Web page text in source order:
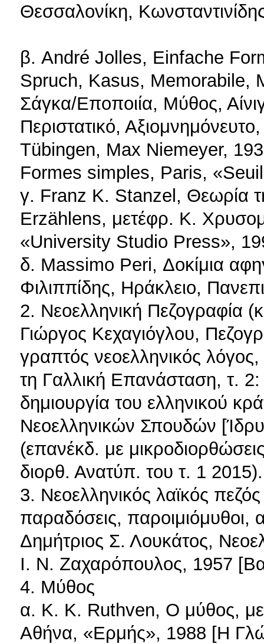
Θεσσαλονίκη,
β. André Jolles, Einfache
Spruch, Kasus, Memorabile,
Σάγκα/Eποποιία, Μύθος,
Περιστατικό,
Τübingen, Max Niemeyer,
Formes simples, Paris,
γ. Franz K. Stanzel, Θεωρία
Erzählens, μετέφρ. Κ.
«University Studio Press»,
δ. Massimo Peri, Δοκίμια
Φιλιππίδης, Ηράκλειο,
2. Νεοελληνική Πεζογραφία
Γιώργος Κεχαγιόγλου,
γραπτός νεοελληνικός
τη Γαλλική Eπανάσταση, τ.
δημιουργία του ελληνικού
Nεοελληνικών Σπουδών
(επανέκδ. με
διορθ. Ανατύπ. του τ. 1 2015).
3. Νεοελληνικός λαϊκός
παραδόσεις, παροιμιόμυθοι,
Δημήτριος Σ. Λουκάτος,
Ι. Ν. Ζαχαρόπουλος, 1957
4. Μύθος
α. Κ. Κ. Ruthven, Ο μύθος,
Αθήνα, «Ερμής», 1988 [Η